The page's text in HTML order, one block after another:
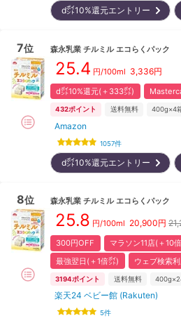
d㌽10%還元エントリー
7位 森永乳業 チルミル エコらくパック
25.4 円/100ml 3,336円
d㌽10%還元(＋333㌽)
432ポイント 送料無料 400g×4
Amazon
1057件
d㌽10%還元エントリー
8位 森永乳業 チルミル エコらくパック
25.8 円/100ml 20,900円
300円OFF マラソン11店(＋10
最強翌日(＋1倍㌽)
ウェブ検索
3194ポイント 送料無料
楽天24 ベビー館 (Rakuten)
5件